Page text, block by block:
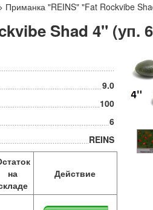
Приманка "REINS" "Fat Rockvibe
Shad 4" (уп.
9.0
100
6
REINS
на
Действие